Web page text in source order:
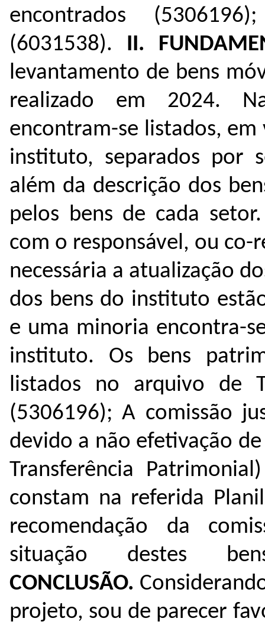
encontrados (5306196
(6031538). II.
levantamento de bens
realizado em 2024.
encontram-se listados, em
instituto, separados por
além da descrição dos
pelos bens de cada
com o responsável, ou co-
necessária a atualização
dos bens do instituto
e uma minoria encontra-
instituto. Os bens
listados no arquivo de
(5306196); A comissão
devido a não efetivação
Transferência
constam na referida
recomendação da
situação destes
CONCLUSÃO.
projeto, sou de parecer